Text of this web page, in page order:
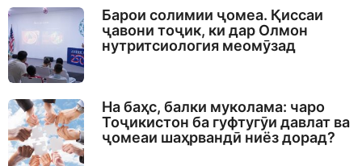
Барои солимии ҷомеа. Қиссаи
ҷавони тоҷик, ки дар Олмон
нутритсиология меомӯзад
На баҳс, балки муколама: чаро
Тоҷикистон ба гуфтугӯи давлат ва
ҷомеаи шаҳрвандӣ ниёз дорад?